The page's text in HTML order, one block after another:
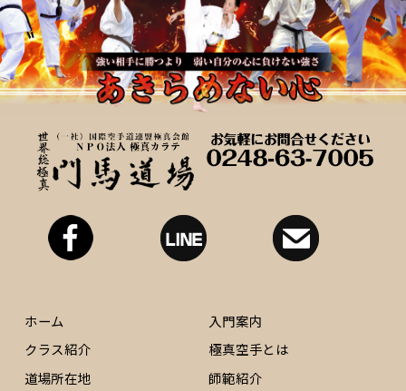
ホーム
クラス紹介
道場所在地
入門案内
極真空手とは
師範紹介